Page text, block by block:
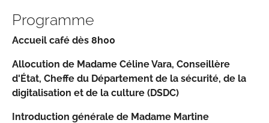
Programme
Accueil café dès 8h00
Allocution de Madame Céline Vara, Conseillère
d'État, Cheffe du Département de la sécurité, de la
digitalisation et de la culture (DSDC)
Introduction générale de Madame Martine